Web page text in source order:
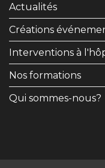
Actualités
Créations
Interventions à
Nos formations
Qui sommes-nous?